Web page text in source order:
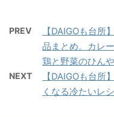
PREV
【DAIGOも台
品まとめ。カレ
鶏と野菜のひん
NEXT
【DAIGOも台
くなる冷たいレ